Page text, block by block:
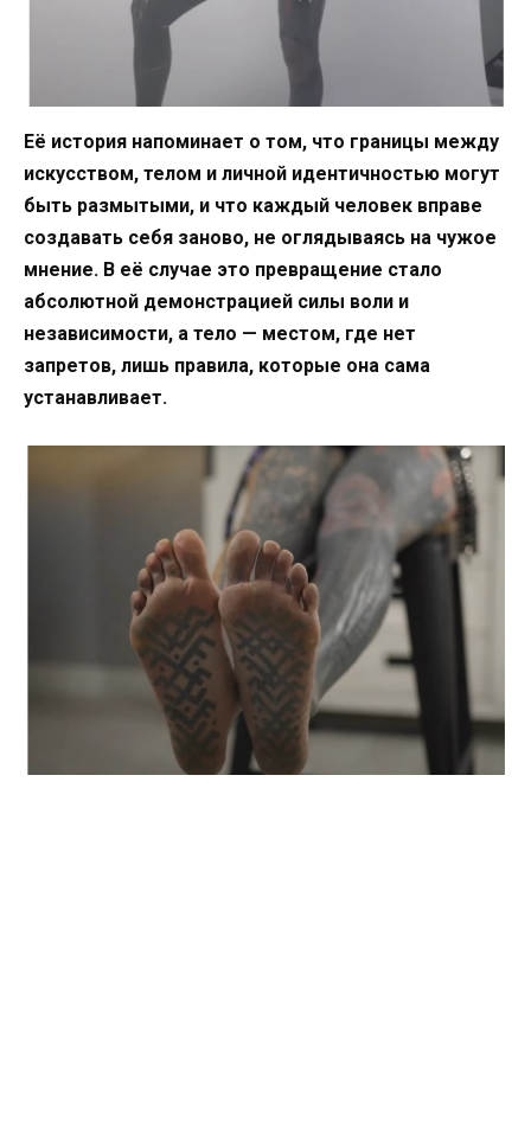
Её история напоминает о том, что границы между
искусством, телом и личной идентичностью могут
быть размытыми, и что каждый человек вправе
создавать себя заново, не оглядываясь на чужое
мнение. В её случае это превращение стало
абсолютной демонстрацией силы воли и
независимости, а тело — местом, где нет
запретов, лишь правила, которые она сама
устанавливает.